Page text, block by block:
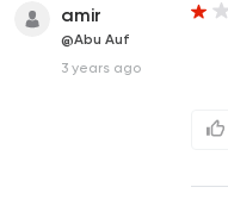
amir
@Abu Auf
3 years ago